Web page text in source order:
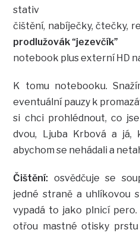
stativ
čištění, nabíječky, čtečky,
prodlužovák “jezevčík”
notebook plus externí HD
K tomu notebooku.
eventuální pauzy k
si chci prohlédnout, co
dvou, Ljuba Krbová a já,
abychom se nehádali a
Čištění: osvědčuje se
jedné straně a uhlíkovou
vypadá to jako plnicí
otřou mastné otisky